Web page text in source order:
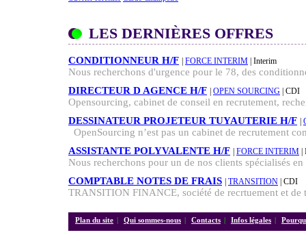
LES DERNIÈRES OFFRES
CONDITIONNEUR H/F FORCE INTERIM | Interim
Nous recherchons d'urgence pour le 78, des
DIRECTEUR D AGENCE H/F
OPEN SOURCING | CDI
Opensourcing, cabinet de conseil en recrutement,
DESSINATEUR PROJETEUR TUYAUTERIE H/F
OpenSourcing n’est pas un cabinet de recrutement
ASSISTANTE POLYVALENTE H/F
FORCE INTERIM
Nous recherchons pour un de nos clients spécialisés
COMPTABLE NOTES DE FRAIS
TRANSITION | CDI
TRANSITION FINANCE, société de recrtuement et de
Plan du site | Qui sommes-nous | Contacts | Infos légales |